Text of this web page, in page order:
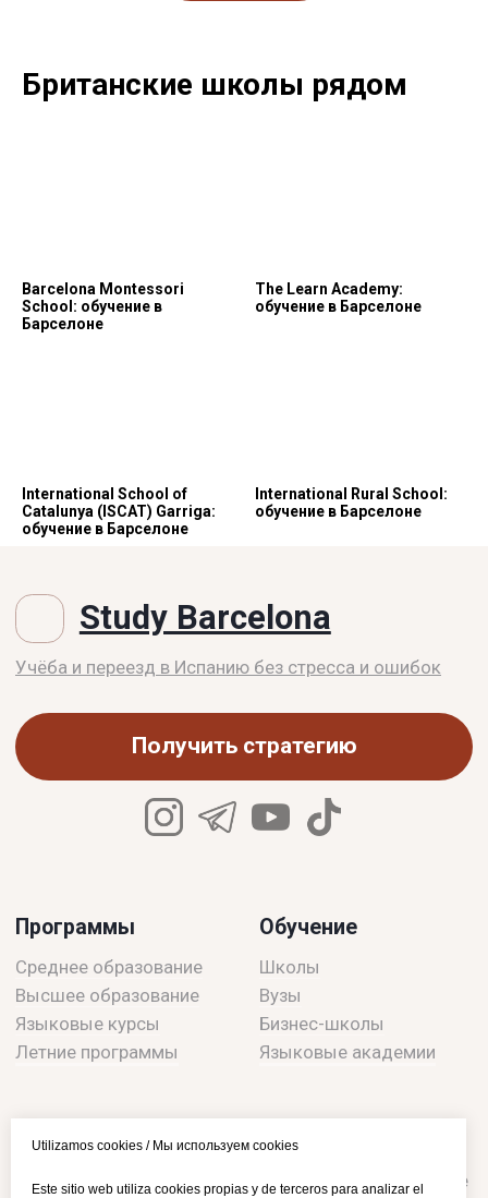
Британские школы рядом
Barcelona Montessori
School: обучение в
Барселоне
The Learn Academy:
обучение в Барселоне
International School of
Catalunya (ISCAT) Garriga:
обучение в Барселоне
International Rural School:
обучение в Барселоне
Utilizamos cookies / Мы используем cookies
Este sitio web utiliza cookies propias y de terceros para analizar el